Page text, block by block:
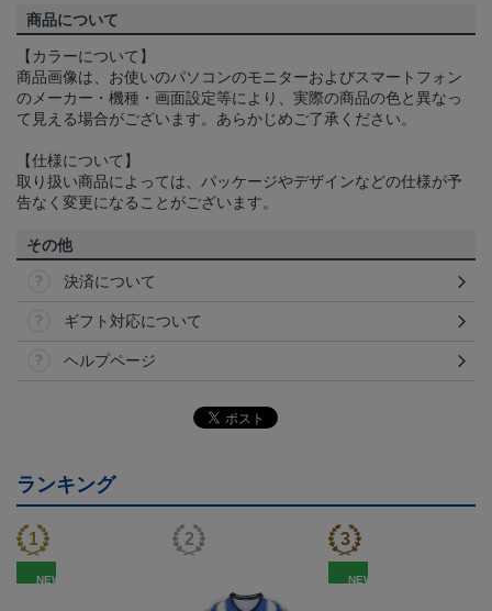
商品について
【カラーについて】
商品画像は、お使いのパソコンのモニターおよびスマートフォン
のメーカー・機種・画面設定等により、実際の商品の色と異なっ
て見える場合がございます。あらかじめご了承ください。
【仕様について】
取り扱い商品によっては、パッケージやデザインなどの仕様が予
告なく変更になることがございます。
その他
決済について
ギフト対応について
ヘルプページ
ランキング
NEW NEW